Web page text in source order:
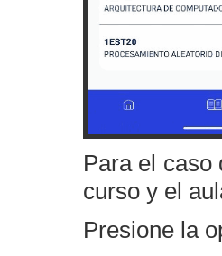
Para el caso
curso y el
Presione la